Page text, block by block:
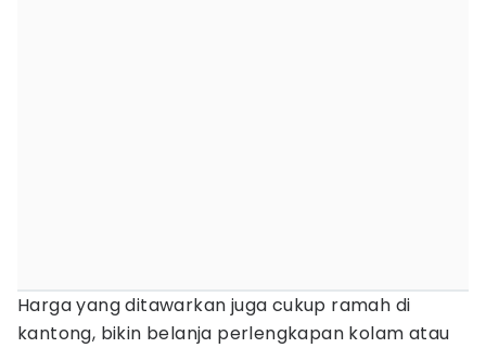
Harga yang ditawarkan juga cukup ramah di
kantong, bikin belanja perlengkapan kolam atau